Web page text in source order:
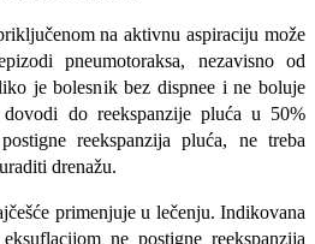
na aktivnu aspiraciju može
pneumotoraksa, nezavi­sno od
je bolesnik bez dispnee i ne boluje
do reekspanzije plu­ća u 50%
reekspanzija pluća, ne treba
drenažu.
primenjuje u lečenju. Indikovana
ne postigne reekspanzija